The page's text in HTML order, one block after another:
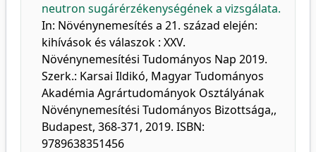
neutron sugárérzékenységének a vizsgálata.
In: Növénynemesítés a 21. század elején:
kihívások és válaszok : XXV.
Növénynemesítési Tudományos Nap 2019.
Szerk.: Karsai Ildikó, Magyar Tudományos
Akadémia Agrártudományok Osztályának
Növénynemesítési Tudományos Bizottsága,,
Budapest, 368-371, 2019. ISBN:
9789638351456